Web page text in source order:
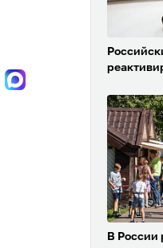
В России